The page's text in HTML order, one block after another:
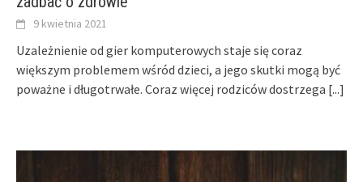
9 kwietnia 2021
Uzależnienie od gier komputerowych staje się coraz
większym problemem wśród dzieci, a jego skutki mogą być
poważne i długotrwałe. Coraz więcej rodziców dostrzega [...]